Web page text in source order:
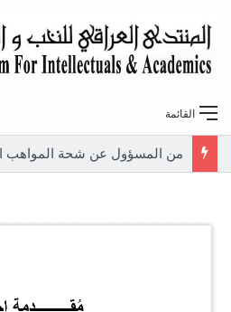
القائمة
من المسؤول عن شحة المواهب